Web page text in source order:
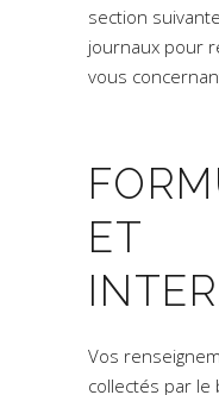
section
journaux pour
vous
ET
Vos
collectés par le